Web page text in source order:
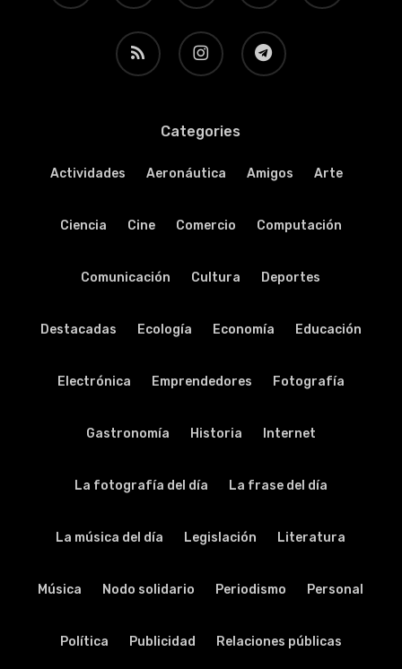
RSS instagram telegram
Categories
Actividades Aeronáutica Amigos Arte
Ciencia Cine Comercio Computación
Comunicación Cultura Deportes
Destacadas Ecología Economía Educación
Electrónica Emprendedores Fotografía
Gastronomía Historia Internet
La fotografía del día La frase del día
La música del día Legislación Literatura
Música Nodo solidario Periodismo Personal
Política Publicidad Relaciones públicas